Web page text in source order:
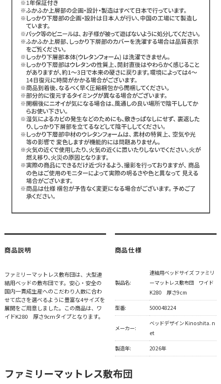
商品説明
ファミリーマットレス敷布団は、大型連
結用ベッドの敷布団です。安心・安全の
国内一貫成生産へのこだわり人数に合わ
せて広さを選べるように豊富な4サイズを
展開をご用意しました。この商品は、ワ
イドK280 厚さ9cmタイプとなります。
商品仕様
製品名:
連結用ベッドサイズ ファミリ
ーマットレス敷布団 ワイド
K280 厚さ9cm
型番: 500048224
メーカー:
ベッドデザイン Kinoshita. n
et
製造年: 2026年
ファミリーマットレス敷布団